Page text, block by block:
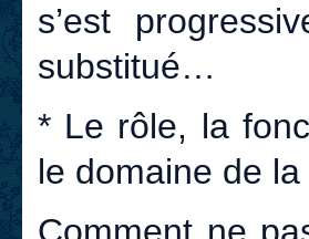
s’est
substitué…
* Le rôle, la
le domaine de